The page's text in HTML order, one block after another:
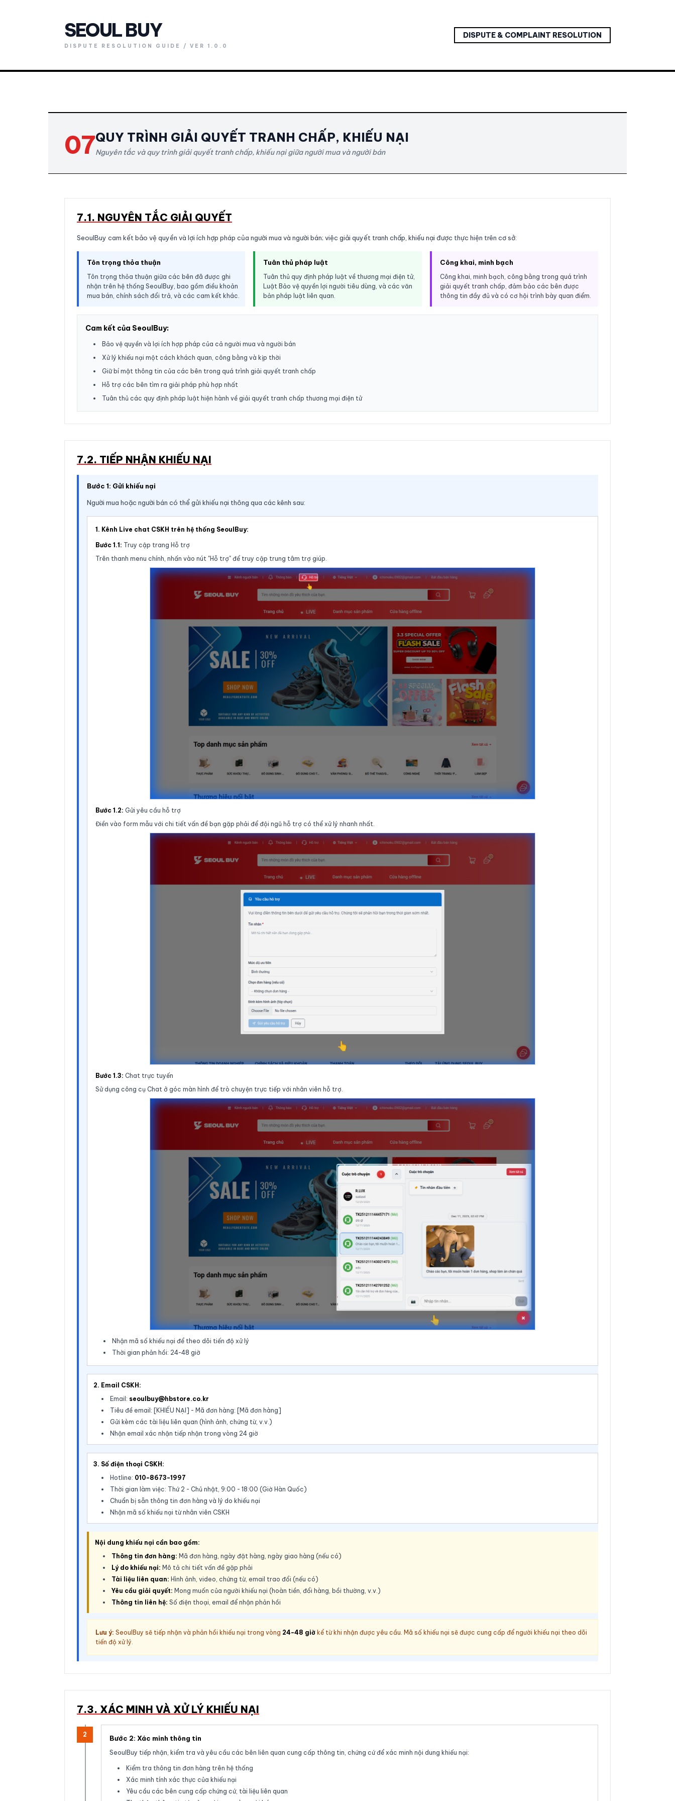
SEOUL BUY
DISPUTE RESOLUTION GUIDE / VER 1.0.0
DISPUTE & COMPLAINT RESOLUTION
07QUY TRÌNH GIẢI QUYẾT TRANH CHẤP, KHIẾU NẠI
Nguyên tắc và quy trình giải quyết tranh chấp, khiếu nại giữa người mua và người bán
7.1. NGUYÊN TẮC GIẢI QUYẾT
SeoulBuy cam kết bảo vệ quyền và lợi ích hợp pháp của người mua và người bán; việc giải quyết tranh chấp, khiếu nại được thực hiện trên cơ sở:
Tôn trọng thỏa thuận
Tôn trọng thỏa thuận giữa các bên đã được ghi
nhận trên hệ thống SeoulBuy, bao gồm điều khoản
mua bán, chính sách đổi trả, và các cam kết khác.
Tuân thủ pháp luật
Tuân thủ quy định pháp luật về thương mại điện tử,
Luật Bảo vệ quyền lợi người tiêu dùng, và các văn
bản pháp luật liên quan.
Công khai, minh bạch
Công khai, minh bạch, công bằng trong quá trình
giải quyết tranh chấp, đảm bảo các bên được
thông tin đầy đủ và có cơ hội trình bày quan điểm.
Cam kết của SeoulBuy:
Bảo vệ quyền và lợi ích hợp pháp của cả người mua và người bán
Xử lý khiếu nại một cách khách quan, công bằng và kịp thời
Giữ bí mật thông tin của các bên trong quá trình giải quyết tranh chấp
Hỗ trợ các bên tìm ra giải pháp phù hợp nhất
Tuân thủ các quy định pháp luật hiện hành về giải quyết tranh chấp thương mại điện tử
7.2. TIẾP NHẬN KHIẾU NẠI
Bước 1: Gửi khiếu nại
Người mua hoặc người bán có thể gửi khiếu nại thông qua các kênh sau:
1. Kênh Live chat CSKH trên hệ thống SeoulBuy:
Bước 1.1: Truy cập trang Hỗ trợ
Trên thanh menu chính, nhấn vào nút "Hỗ trợ" để truy cập trung tâm trợ giúp.
Bước 1.2: Gửi yêu cầu hỗ trợ
Điền vào form mẫu với chi tiết vấn đề bạn gặp phải để đội ngũ hỗ trợ có thể xử lý nhanh nhất.
Bước 1.3: Chat trực tuyến
Sử dụng công cụ Chat ở góc màn hình để trò chuyện trực tiếp với nhân viên hỗ trợ.
Nhận mã số khiếu nại để theo dõi tiến độ xử lý
Thời gian phản hồi: 24-48 giờ
2. Email CSKH:
Email: seoulbuy@hbstore.co.kr
Tiêu đề email: [KHIẾU NẠI] - Mã đơn hàng: [Mã đơn hàng]
Gửi kèm các tài liệu liên quan (hình ảnh, chứng từ, v.v.)
Nhận email xác nhận tiếp nhận trong vòng 24 giờ
3. Số điện thoại CSKH:
Hotline: 010-8673-1997
Thời gian làm việc: Thứ 2 - Chủ nhật, 9:00 - 18:00 (Giờ Hàn Quốc)
Chuẩn bị sẵn thông tin đơn hàng và lý do khiếu nại
Nhận mã số khiếu nại từ nhân viên CSKH
Nội dung khiếu nại cần bao gồm:
Thông tin đơn hàng: Mã đơn hàng, ngày đặt hàng, ngày giao hàng (nếu có)
Lý do khiếu nại: Mô tả chi tiết vấn đề gặp phải
Tài liệu liên quan: Hình ảnh, video, chứng từ, email trao đổi (nếu có)
Yêu cầu giải quyết: Mong muốn của người khiếu nại (hoàn tiền, đổi hàng, bồi thường, v.v.)
Thông tin liên hệ: Số điện thoại, email để nhận phản hồi
Lưu ý: SeoulBuy sẽ tiếp nhận và phản hồi khiếu nại trong vòng 24-48 giờ kể từ khi nhận được yêu cầu. Mã số khiếu nại sẽ được cung cấp để người khiếu nại theo dõi
tiến độ xử lý.
7.3. XÁC MINH VÀ XỬ LÝ KHIẾU NẠI
2 Bước 2: Xác minh thông tin
SeoulBuy tiếp nhận, kiểm tra và yêu cầu các bên liên quan cung cấp thông tin, chứng cứ để xác minh nội dung khiếu nại:
Kiểm tra thông tin đơn hàng trên hệ thống
Xác minh tính xác thực của khiếu nại
Yêu cầu các bên cung cấp chứng cứ, tài liệu liên quan